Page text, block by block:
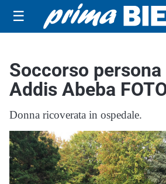
☰
Soccorso persona
Addis Abeba
Donna ricoverata in ospedale.